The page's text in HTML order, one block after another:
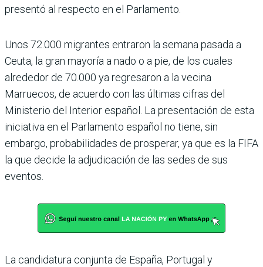
presentó al respecto en el Parlamento.
Unos 72.000 migrantes entraron la semana pasada a
Ceuta, la gran mayoría a nado o a pie, de los cuales
alrededor de 70.000 ya regresaron a la vecina
Marruecos, de acuerdo con las últimas cifras del
Ministerio del Interior español. La presentación de esta
iniciativa en el Parlamento español no tiene, sin
embargo, probabilidades de prosperar, ya que es la FIFA
la que decide la adjudicación de las sedes de sus
eventos.
La candidatura conjunta de España, Portugal y